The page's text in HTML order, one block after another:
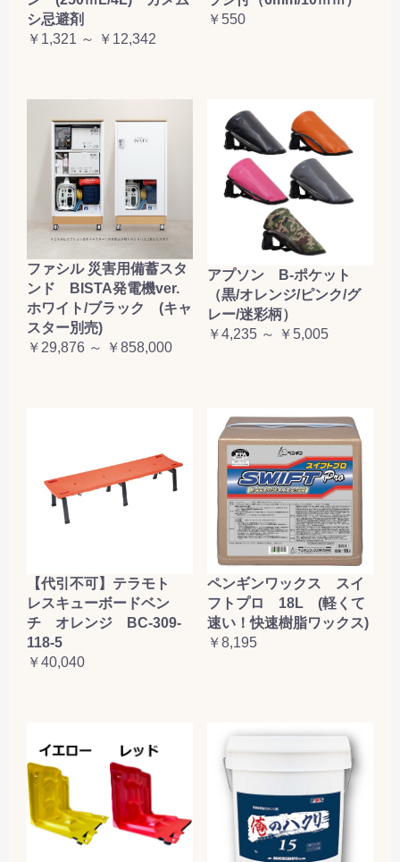
カートへ進む
シ忌避剤
￥1,321 ～ ￥12,342
￥550
ファシル 災害用備蓄スタ
ンド BISTA発電機ver.
ホワイト/ブラック (キャ
スター別売)
￥29,876 ～ ￥858,000
アプソン B-ポケット
（黒/オレンジ/ピンク/グ
レー/迷彩柄）
￥4,235 ～ ￥5,005
【代引不可】テラモト
レスキューボードベン
チ オレンジ BC-309-
118-5
￥40,040
ペンギンワックス スイ
フトプロ 18L (軽くて
速い！快速樹脂ワックス)
￥8,195